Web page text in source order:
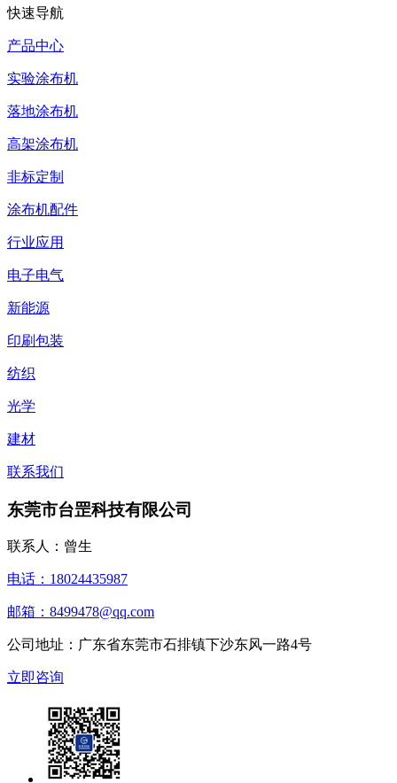
快速导航
产品中心
实验涂布机
落地涂布机
高架涂布机
非标定制
涂布机配件
行业应用
电子电气
新能源
印刷包装
纺织
光学
建材
联系我们
东莞市台罡科技有限公司
联系人：曾生
电话：18024435987
邮箱：8499478@qq.com
公司地址：广东省东莞市石排镇下沙东风一路4号
立即咨询